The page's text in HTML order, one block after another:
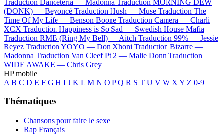
Traduction Danceteria — Madonna Traduction MORNING DEW
(DONK) — Beyoncé Traduction Hush — Muse Traduction The
Time Of My Life — Benson Boone Traduction Camera — Charli
XCX Traduction Happiness is So Sad — Swedish House Mafia
Traduction RMB (Ring My Bell) — Aitch Traduction 99% — Jessie
Reyez Traduction YOYO — Don Xhoni Traduction Bizarre —
Madonna Traduction Van Cleef Pt 2 — Malie Donn Traduction
WIDE AWAKE — Chris Grey
HP mobile
A B C D E F G H I J K L M N O P Q R S T U V W X Y Z 0-9
Thématiques
Chansons pour faire le sexe
Rap Français